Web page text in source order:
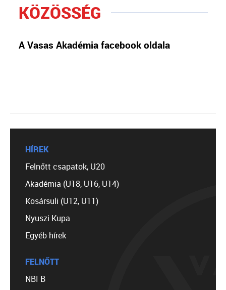
KÖZÖSSÉG
A Vasas Akadémia facebook oldala
HÍREK
Felnőtt csapatok, U20
Akadémia (U18, U16, U14)
Kosársuli (U12, U11)
Nyuszi Kupa
Egyéb hírek
FELNŐTT
NBI B